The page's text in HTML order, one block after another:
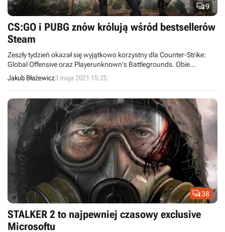
9
CS:GO i PUBG znów królują wśród bestsellerów
Steam
Zeszły tydzień okazał się wyjątkowo korzystny dla Counter-Strike:
Global Offensive oraz Playerunknown's Battlegrounds. Obie
produkcje znalazły się na samym szczycie listy bestsellerów Steama,
wyprzedzając hity ostatnich miesięcy.
Jakub Błażewicz3 maja 2021 15:25
38
STALKER 2 to najpewniej czasowy exclusive
Microsoftu